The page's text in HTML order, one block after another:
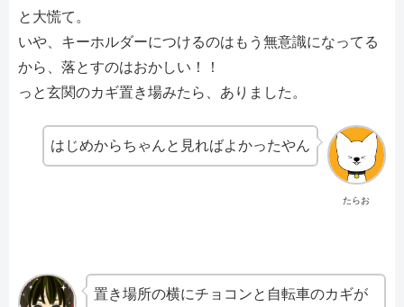
と大慌て。
いや、キーホルダーにつけるのはもう無意識になってる
から、落とすのはおかしい！！
っと玄関のカギ置き場みたら、ありました。
たらお
はじめからちゃんと見ればよかったやん
置き場所の横にチョコンと自転車のカギが